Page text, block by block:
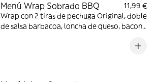
Menú Wrap Sobrado BBQ
11,99 €
Wrap con 2 tiras de pechuga Original, doble
de salsa barbacoa, loncha de queso, bacon